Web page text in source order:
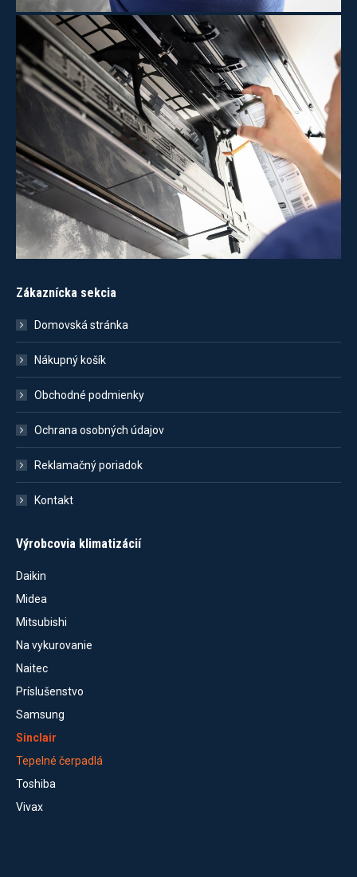
Zákaznícka sekcia
Domovská stránka
Nákupný košík
Obchodné podmienky
Ochrana osobných údajov
Reklamačný poriadok
Kontakt
Výrobcovia klimatizácií
Daikin
Midea
Mitsubishi
Na vykurovanie
Naitec
Príslušenstvo
Samsung
Sinclair
Tepelné čerpadlá
Toshiba
Vivax